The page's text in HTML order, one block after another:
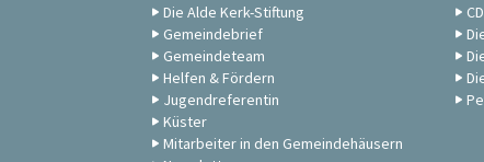
Die Alde Kerk-Stiftung
Gemeindebrief
Gemeindeteam
Helfen & Fördern
Jugendreferentin
Küster
Mitarbeiter in den Gemeindehäusern